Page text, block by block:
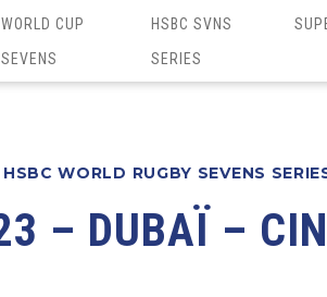
WORLD CUP
SEVENS
HSBC SVNS
SERIES
HSBC WORLD RUGBY SEVENS
– DUBAÏ –